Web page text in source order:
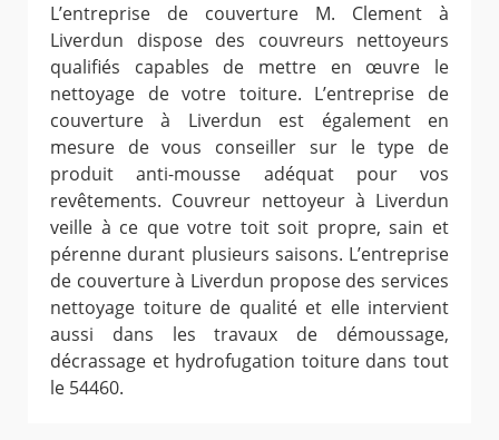
L’entreprise de couverture M. Clement à
Liverdun dispose des couvreurs nettoyeurs
qualifiés capables de mettre en œuvre le
nettoyage de votre toiture. L’entreprise de
couverture à Liverdun est également en
mesure de vous conseiller sur le type de
produit anti-mousse adéquat pour vos
revêtements. Couvreur nettoyeur à Liverdun
veille à ce que votre toit soit propre, sain et
pérenne durant plusieurs saisons. L’entreprise
de couverture à Liverdun propose des services
nettoyage toiture de qualité et elle intervient
aussi dans les travaux de démoussage,
décrassage et hydrofugation toiture dans tout
le 54460.